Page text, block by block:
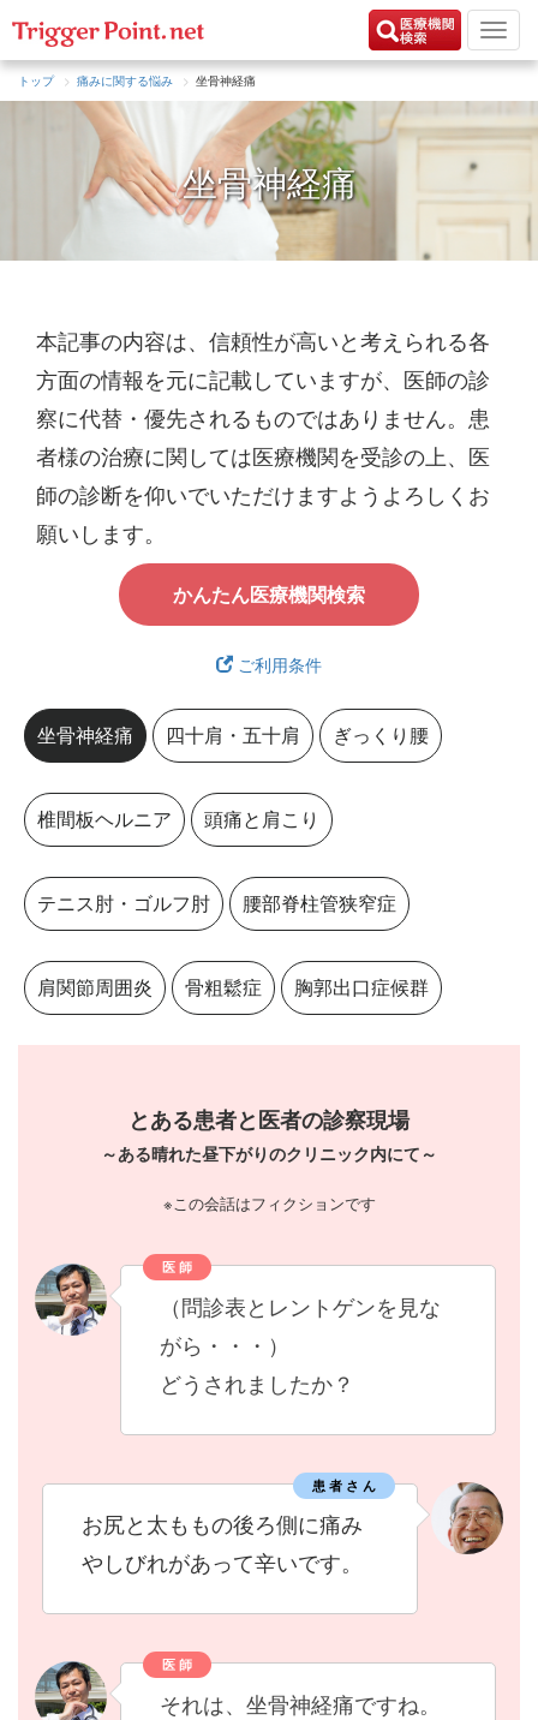
トップ 痛みに関する悩み 坐骨神経痛
坐骨神経痛
本記事の内容は、信頼性が高いと考えられる各
方面の情報を元に記載していますが、医師の診
察に代替・優先されるものではありません。患
者様の治療に関しては医療機関を受診の上、医
師の診断を仰いでいただけますようよろしくお
願いします。
かんたん医療機関検索
ご利用条件
坐骨神経痛 四十肩・五十肩 ぎっくり腰
椎間板ヘルニア 頭痛と肩こり
テニス肘・ゴルフ肘 腰部脊柱管狭窄症
肩関節周囲炎 骨粗鬆症 胸郭出口症候群
とある患者と医者の診察現場
～ある晴れた昼下がりのクリニック内にて～
※この会話はフィクションです
医 師
（問診表とレントゲンを見な
がら・・・）
どうされましたか？
患 者 さ ん
お尻と太ももの後ろ側に痛み
やしびれがあって辛いです。
医 師
それは、坐骨神経痛ですね。